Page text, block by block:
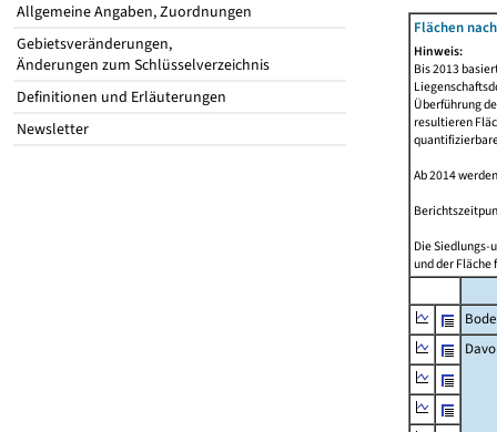
Allgemeine Angaben, Zuordnungen
Gebietsveränderungen,
Änderungen zum Schlüsselverzeichnis
Definitionen und Erläuterungen
Newsletter
Flächen
Hinweis:
Bis 2013
Überführung
resultieren
Ab 2014
Die Siedlungs-
und der Fläche